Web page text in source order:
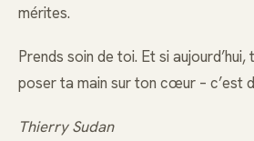
mérites.
Prends soin de toi. Et si
poser ta main sur ton cœur – c’est
Thierry Sudan